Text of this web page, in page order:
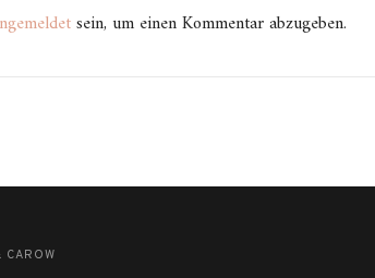
sein, um einen Kommentar abzugeben.